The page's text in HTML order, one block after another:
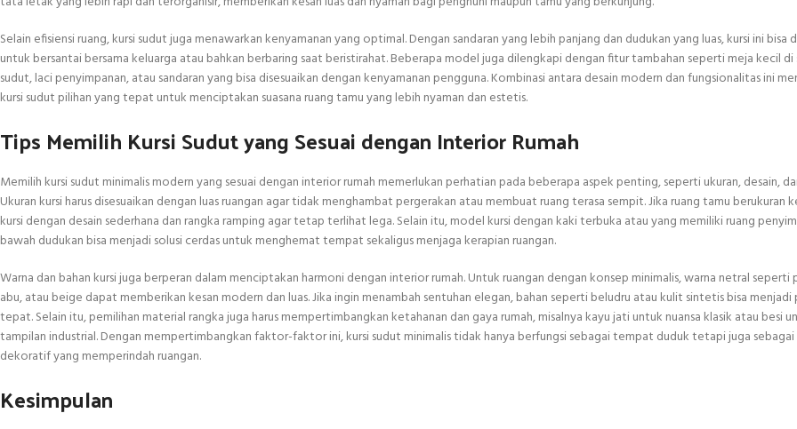
Selain efisiensi ruang, kursi sudut juga menawarkan kenyamanan yang optimal. Dengan sandaran yang lebih panjang dan dudukan yang luas, kursi ini bisa
untuk bersantai bersama keluarga atau bahkan berbaring saat beristirahat. Beberapa model juga dilengkapi dengan fitur tambahan seperti meja kecil di
sudut, laci penyimpanan, atau sandaran yang bisa disesuaikan dengan kenyamanan pengguna. Kombinasi antara desain modern dan fungsionalitas ini
kursi sudut pilihan yang tepat untuk menciptakan suasana ruang tamu yang lebih nyaman dan estetis.
Tips Memilih Kursi Sudut yang Sesuai dengan Interior Rumah
Memilih kursi sudut minimalis modern yang sesuai dengan interior rumah memerlukan perhatian pada beberapa aspek penting, seperti ukuran, desain,
Ukuran kursi harus disesuaikan dengan luas ruangan agar tidak menghambat pergerakan atau membuat ruang terasa sempit. Jika ruang tamu berukuran
kursi dengan desain sederhana dan rangka ramping agar tetap terlihat lega. Selain itu, model kursi dengan kaki terbuka atau yang memiliki ruang
bawah dudukan bisa menjadi solusi cerdas untuk menghemat tempat sekaligus menjaga kerapian ruangan.
Warna dan bahan kursi juga berperan dalam menciptakan harmoni dengan interior rumah. Untuk ruangan dengan konsep minimalis, warna netral seperti
abu, atau beige dapat memberikan kesan modern dan luas. Jika ingin menambah sentuhan elegan, bahan seperti beludru atau kulit sintetis bisa menjadi
tepat. Selain itu, pemilihan material rangka juga harus mempertimbangkan ketahanan dan gaya rumah, misalnya kayu jati untuk nuansa klasik atau besi
tampilan industrial. Dengan mempertimbangkan faktor-faktor ini, kursi sudut minimalis tidak hanya berfungsi sebagai tempat duduk tetapi juga
dekoratif yang memperindah ruangan.
Kesimpulan